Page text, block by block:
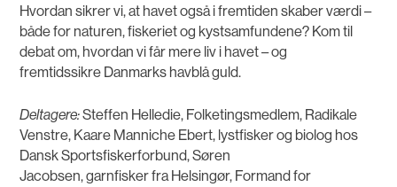
Hvordan sikrer vi, at havet også i fremtiden skaber værdi –
både for naturen, fiskeriet og kystsamfundene? Kom til
debat om, hvordan vi får mere liv i havet – og
fremtidssikre Danmarks havblå guld.
Deltagere:Steffen Helledie, Folketingsmedlem, Radikale
Venstre, Kaare Manniche Ebert, lystfisker og biolog hos
Dansk Sportsfiskerforbund, Søren
Jacobsen, garnfisker fra Helsingør, Formand for